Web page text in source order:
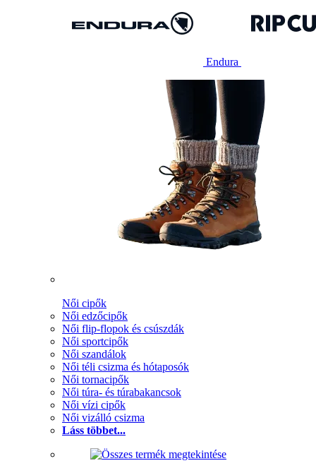
Endura
Női cipők
Női edzőcipők
Női flip-flopok és csúszdák
Női sportcipők
Női szandálok
Női téli csizma és hótaposók
Női tornacipők
Női túra- és túrabakancsok
Női vízi cipők
Női vizálló csizma
Láss többet...